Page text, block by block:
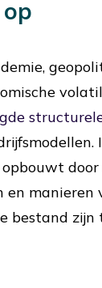
en manieren
bestand zijn